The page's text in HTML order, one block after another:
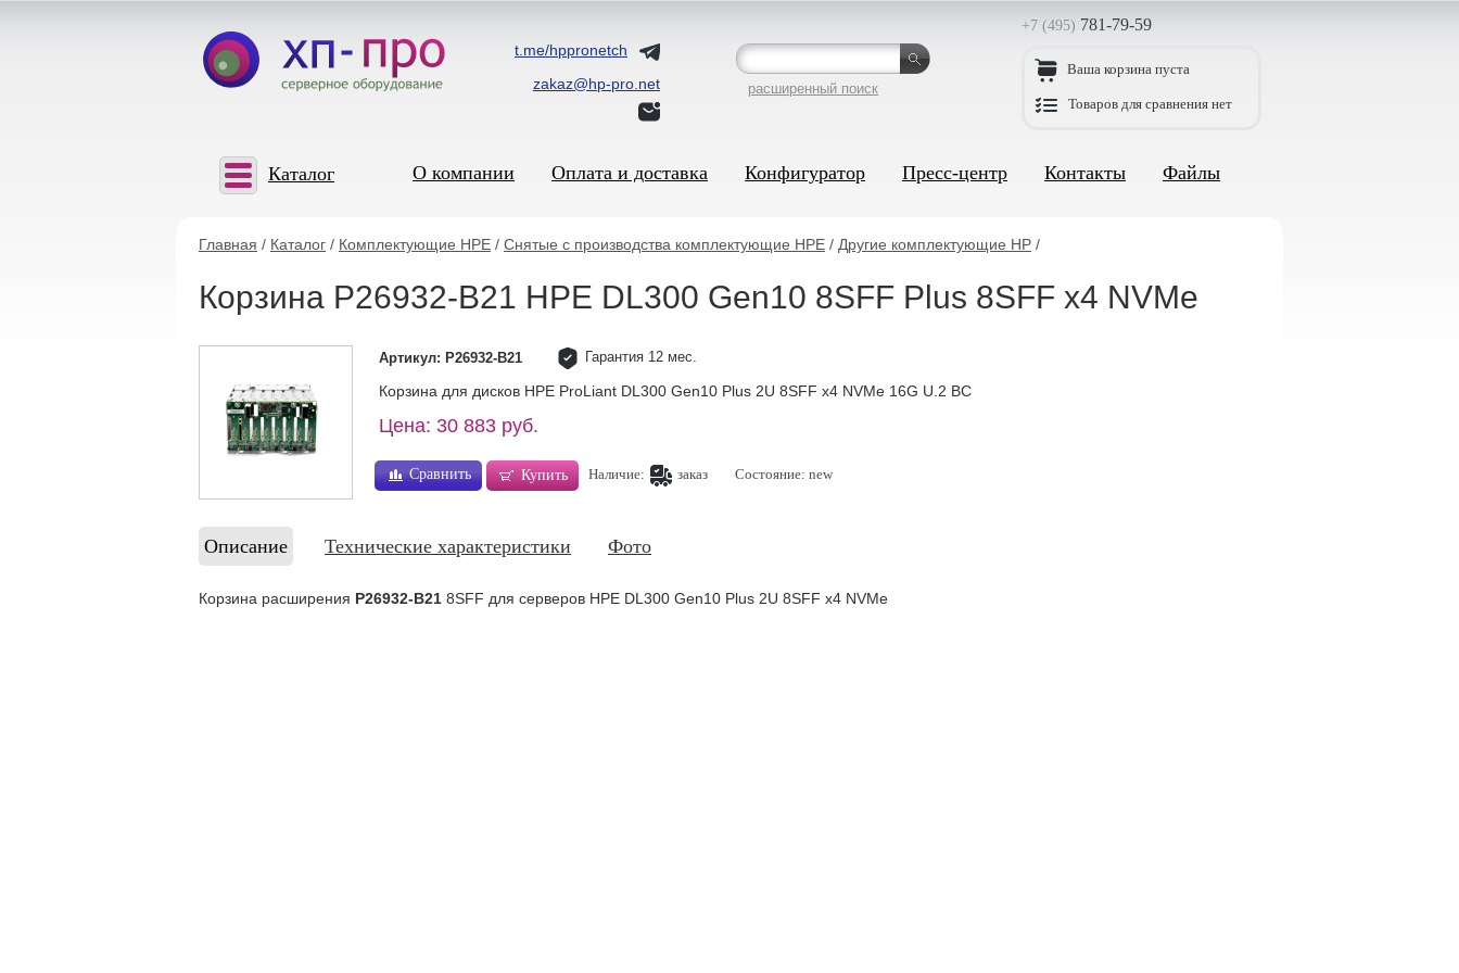
t.me/hppronetch
zakaz@hp-pro.net
расширенный поиск
+7 (495) 781-79-59
Ваша корзина пуста
Товаров для сравнения нет
Каталог О компании Оплата и доставка Конфигуратор Пресс-центр Контакты Файлы
Главная / Каталог / Комплектующие HPE / Снятые с производства комплектующие HPE / Другие комплектующие HP /
Корзина P26932-B21 HPE DL300 Gen10 8SFF Plus 8SFF x4 NVMe
Артикул: P26932-B21 Гарантия 12 мес.
Корзина для дисков HPE ProLiant DL300 Gen10 Plus 2U 8SFF x4 NVMe 16G U.2 BC
Цена: 30 883 руб.
Сравнить Купить Наличие: заказ Состояние: new
Описание Технические характеристики Фото
Корзина расширения P26932-B21 8SFF для серверов HPE DL300 Gen10 Plus 2U 8SFF x4 NVMe